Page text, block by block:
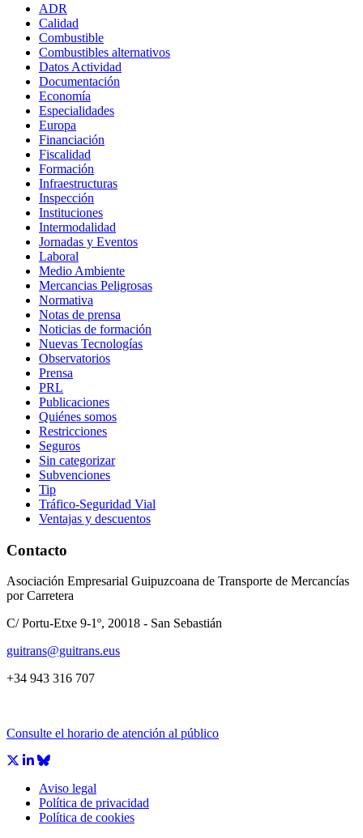
ADR
Calidad
Combustible
Combustibles alternativos
Datos Actividad
Documentación
Economía
Especialidades
Europa
Financiación
Fiscalidad
Formación
Infraestructuras
Inspección
Instituciones
Intermodalidad
Jornadas y Eventos
Laboral
Medio Ambiente
Mercancias Peligrosas
Normativa
Notas de prensa
Noticias de formación
Nuevas Tecnologías
Observatorios
Prensa
PRL
Publicaciones
Quiénes somos
Restricciones
Seguros
Sin categorizar
Subvenciones
Tip
Tráfico-Seguridad Vial
Ventajas y descuentos
Contacto
Asociación Empresarial Guipuzcoana de Transporte de Mercancías
por Carretera
C/ Portu-Etxe 9-1º, 20018 - San Sebastián
guitrans@guitrans.eus
+34 943 316 707
Consulte el horario de atención al público
Aviso legal
Política de privacidad
Política de cookies